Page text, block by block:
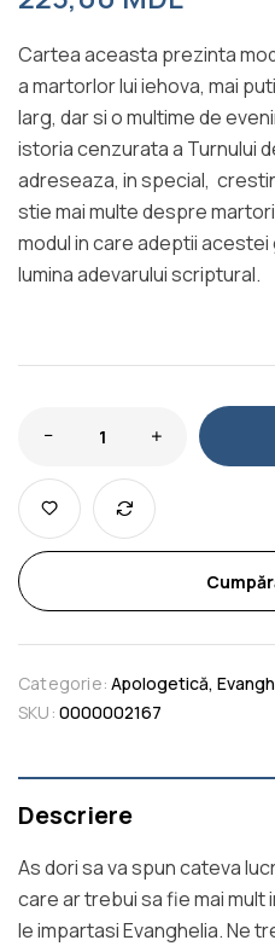
Cartea aceasta prezinta
a martorlor lui iehova, mai
larg, dar si o multime de
istoria cenzurata a Turnului
adreseaza, in special,
stie mai multe despre
modul in care adeptii
lumina adevarului scriptural.
Categorie: Apologetică,
SKU: 0000002167
Descriere
As dori sa va spun cateva
care ar trebui sa fie mai
le impartasi Evanghelia. Ne